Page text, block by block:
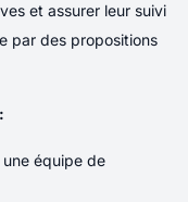
LYON
et assurer leur suivi
par des propositions
une équipe de